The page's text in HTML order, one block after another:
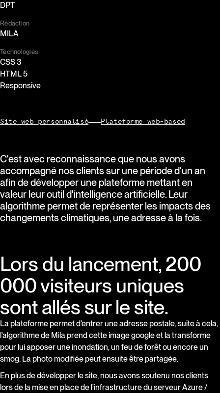
DPT
Rédaction
MILA
Technologies
CSS 3
HTML 5
Responsive
Site web personnalisé Plateforme web-based
C'est avec reconnaissance que nous avons
accompagné nos clients sur une période d'un an
afin de développer une plateforme mettant en
valeur leur outil d'intelligence artificielle. Leur
algorithme permet de représenter les impacts des
changements climatiques, une adresse à la fois.
Lors du lancement, 200
000 visiteurs uniques
sont allés sur le site.
La plateforme permet d'entrer une adresse postale, suite à cela,
l'algorithme de Mila prend cette image google et la transforme
pour lui apposer une inondation, un feu de forêt ou encore un
smog. La photo modifiée peut ensuite être partagée.
En plus de développer le site, nous avons soutenu nos clients
lors de la mise en place de l'infrastructure du serveur Azure /